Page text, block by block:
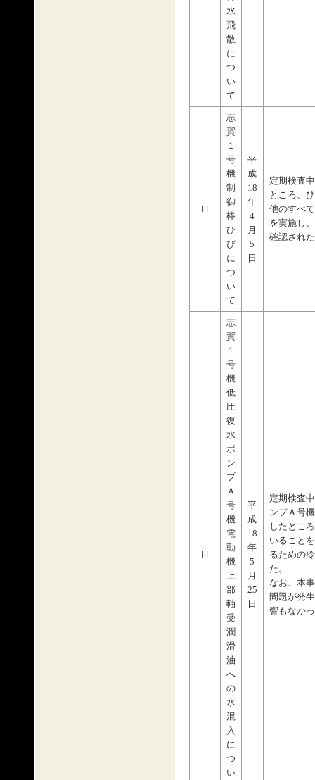
水
飛
散
に
つ
い
て
志
賀
１
号
機
制
御
棒
ひ
び
に
つ
い
て
平
成
18
年
4
月
5
日
定期検査
ところ、
他のすべ
を実施し
確認され
志
賀
１
号
機
低
圧
復
水
ポ
ン
プ
Ａ
号
機
電
動
機
上
部
軸
受
潤
滑
油
へ
の
水
混
入
に
つ
い
平
成
18
年
5
月
25
日
定期検査
ンプＡ号
したとこ
いること
るための
た。
なお、本
問題が発
響もなか